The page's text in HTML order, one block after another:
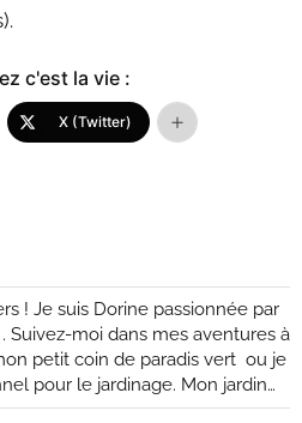
c'est la vie :
X (Twitter)
! Je suis Dorine passionnée par
Suivez-moi dans mes aventures à
petit coin de paradis vert ou je
pour le jardinage. Mon jardin
où je peux me ressourcer